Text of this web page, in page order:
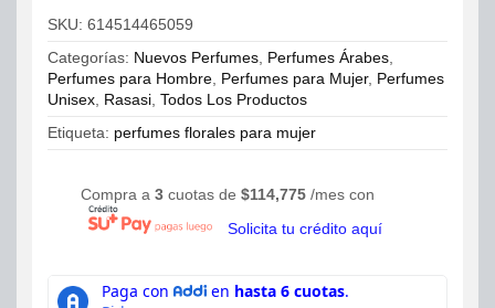
cantidad
SKU: 614514465059
Categorías: Nuevos Perfumes Perfumes Árabes
Perfumes para Hombre Perfumes para Mujer, Perfumes
Unisex Rasasi Todos Los Productos
Etiqueta: perfumes florales para mujer
Compra a 3 cuotas de $114,775 /mes con
Solicita tu crédito aquí